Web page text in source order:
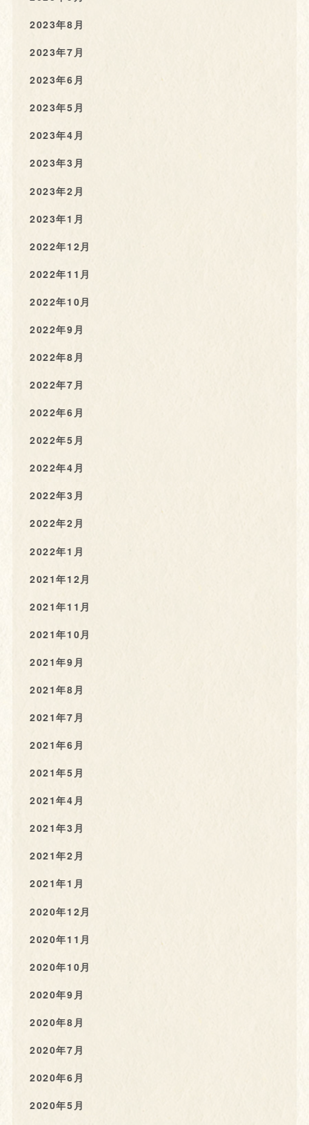
2023年8月
2023年7月
2023年6月
2023年5月
2023年4月
2023年3月
2023年2月
2023年1月
2022年12月
2022年11月
2022年10月
2022年9月
2022年8月
2022年7月
2022年6月
2022年5月
2022年4月
2022年3月
2022年2月
2022年1月
2021年12月
2021年11月
2021年10月
2021年9月
2021年8月
2021年7月
2021年6月
2021年5月
2021年4月
2021年3月
2021年2月
2021年1月
2020年12月
2020年11月
2020年10月
2020年9月
2020年8月
2020年7月
2020年6月
2020年5月